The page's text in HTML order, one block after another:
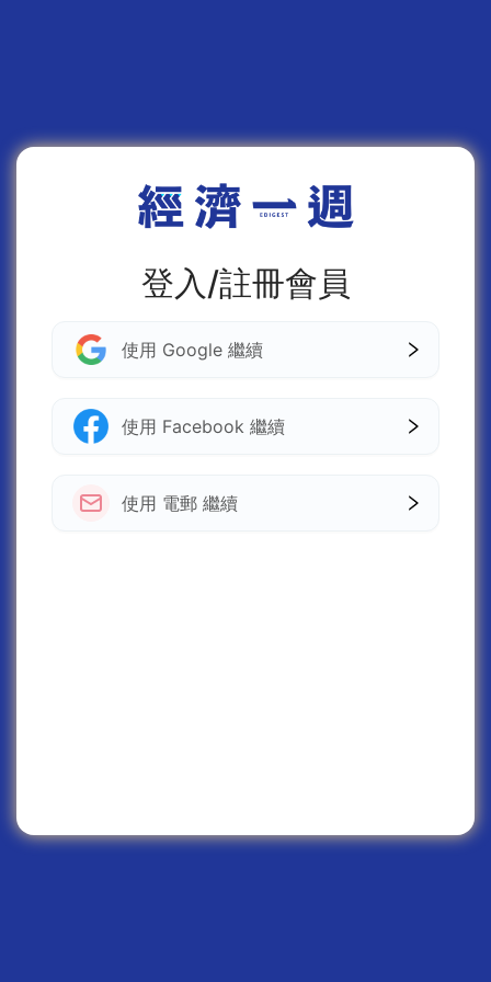
登入/註冊會員
使用 Google 繼續
使用 Facebook 繼續
使用 電郵 繼續